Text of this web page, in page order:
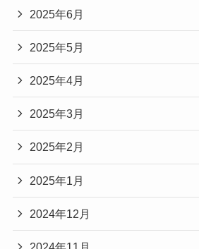
2025年6月
2025年5月
2025年4月
2025年3月
2025年2月
2025年1月
2024年12月